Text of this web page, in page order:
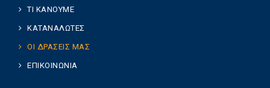
ΤΙ ΚΑΝΟΥΜΕ
ΚΑΤΑΝΑΛΩΤΕΣ
ΟΙ ΔΡΑΣΕΙΣ ΜΑΣ
ΕΠΙΚΟΙΝΩΝΙΑ